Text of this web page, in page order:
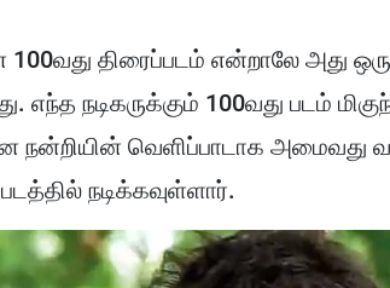
100வது திரைப்படம் என்றாலே அது
எந்த நடிகருக்கும் 100வது படம்
நன்றியின் வெளிப்பாடாக அமைவது
நடிக்கவுள்ளார்.